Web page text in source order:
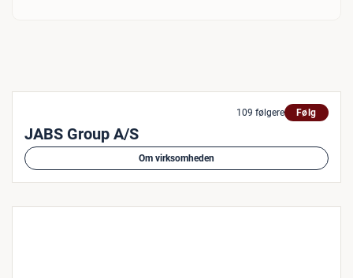
109 følgere Følg
JABS Group A/S
Om virksomheden